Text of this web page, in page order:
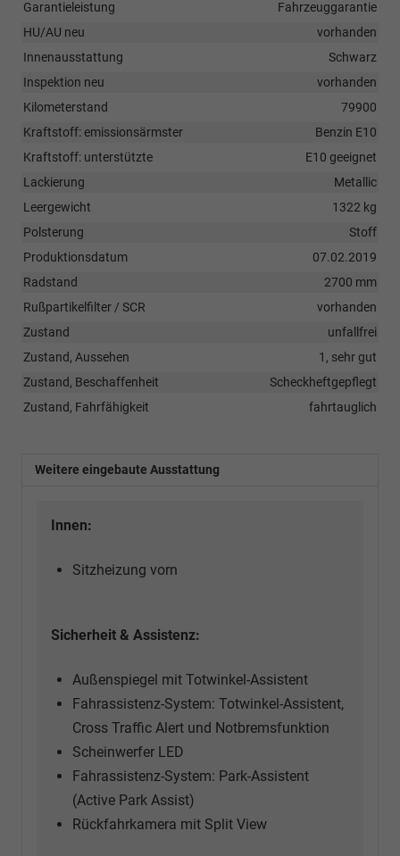
Garantieleistung
Fahrzeuggarantie
HU/AU neu
vorhanden
Innenausstattung
Schwarz
Inspektion neu
vorhanden
Kilometerstand
79900
Kraftstoff: emissionsärmster
Benzin E10
Kraftstoff: unterstützte
E10 geeignet
Lackierung
Metallic
Leergewicht
1322 kg
Polsterung
Stoff
Produktionsdatum
07.02.2019
Radstand
2700 mm
Rußpartikelfilter / SCR
vorhanden
Zustand
unfallfrei
Zustand, Aussehen
1, sehr gut
Zustand, Beschaffenheit
Scheckheftgepflegt
Zustand, Fahrfähigkeit
fahrtauglich
Weitere eingebaute Ausstattung
Innen:
Sitzheizung vorn
Sicherheit & Assistenz:
Außenspiegel mit Totwinkel-Assistent
Fahrassistenz-System: Totwinkel-Assistent,
Cross Traffic Alert und Notbremsfunktion
Scheinwerfer LED
Fahrassistenz-System: Park-Assistent
(Active Park Assist)
Rückfahrkamera mit Split View